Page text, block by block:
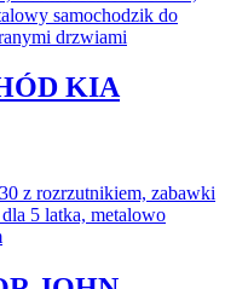
KIA